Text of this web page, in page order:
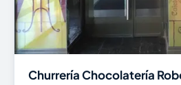
Churrería Chocolatería